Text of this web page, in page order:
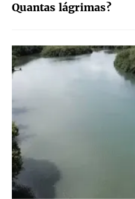
Quantas lágrimas?